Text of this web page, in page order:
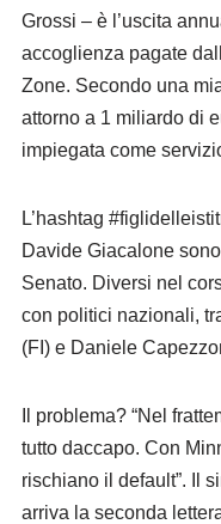
Grossi – è l’uscita
accoglienza pagate
Zone. Secondo una
attorno a 1 miliardo di
impiegata come
L’hashtag
Davide Giacalone
Senato. Diversi nel
con politici nazionali,
(FI) e Daniele
Il problema? “Nel
tutto daccapo. Con
rischiano il default”. Il
arriva la seconda